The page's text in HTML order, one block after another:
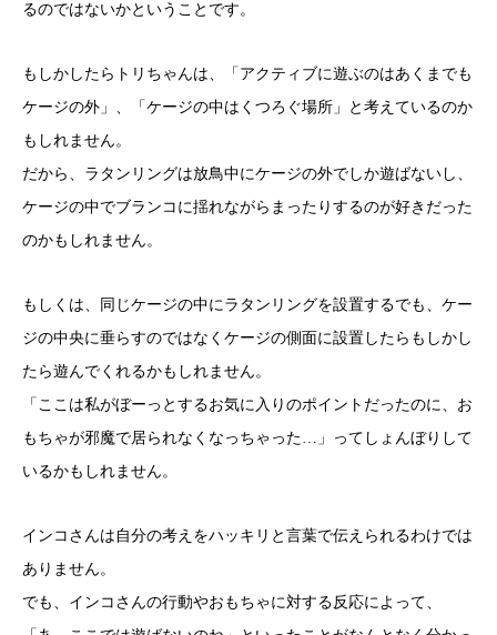
るのではないかということです。
もしかしたらトリちゃんは、「アクティブに遊ぶのはあくまでも
ケージの外」、「ケージの中はくつろぐ場所」と考えているのか
もしれません。
だから、ラタンリングは放鳥中にケージの外でしか遊ばないし、
ケージの中でブランコに揺れながらまったりするのが好きだった
のかもしれません。
もしくは、同じケージの中にラタンリングを設置するでも、ケー
ジの中央に垂らすのではなくケージの側面に設置したらもしかし
たら遊んでくれるかもしれません。
「ここは私がぼーっとするお気に入りのポイントだったのに、お
もちゃが邪魔で居られなくなっちゃった…」ってしょんぼりして
いるかもしれません。
インコさんは自分の考えをハッキリと言葉で伝えられるわけでは
ありません。
でも、インコさんの行動やおもちゃに対する反応によって、